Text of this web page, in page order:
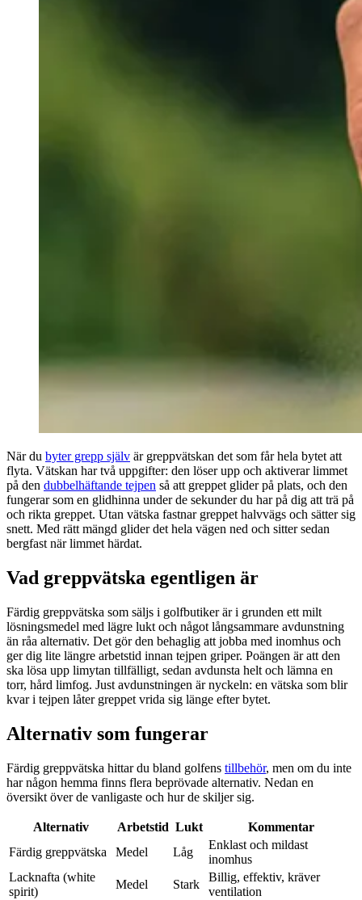
När du byter grepp själv är greppvätskan det som får hela bytet att
flyta. Vätskan har två uppgifter: den löser upp och aktiverar limmet
på den dubbelhäftande tejpen så att greppet glider på plats, och den
fungerar som en glidhinna under de sekunder du har på dig att trä på
och rikta greppet. Utan vätska fastnar greppet halvvägs och sätter sig
snett. Med rätt mängd glider det hela vägen ned och sitter sedan
bergfast när limmet härdat.
Vad greppvätska egentligen är
Färdig greppvätska som säljs i golfbutiker är i grunden ett milt
lösningsmedel med lägre lukt och något långsammare avdunstning
än råa alternativ. Det gör den behaglig att jobba med inomhus och
ger dig lite längre arbetstid innan tejpen griper. Poängen är att den
ska lösa upp limytan tillfälligt, sedan avdunsta helt och lämna en
torr, hård limfog. Just avdunstningen är nyckeln: en vätska som blir
kvar i tejpen låter greppet vrida sig länge efter bytet.
Alternativ som fungerar
Färdig greppvätska hittar du bland golfens tillbehör, men om du inte
har någon hemma finns flera beprövade alternativ. Nedan en
översikt över de vanligaste och hur de skiljer sig.
Alternativ Arbetstid Lukt
Kommentar
Färdig greppvätska
Medel Låg
Enklast och mildast
inomhus
Lacknafta (white
spirit)
Medel Stark
Billig, effektiv, kräver
ventilation